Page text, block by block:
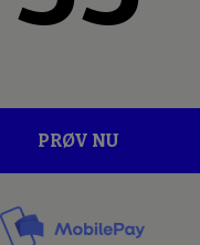
PRØV NU